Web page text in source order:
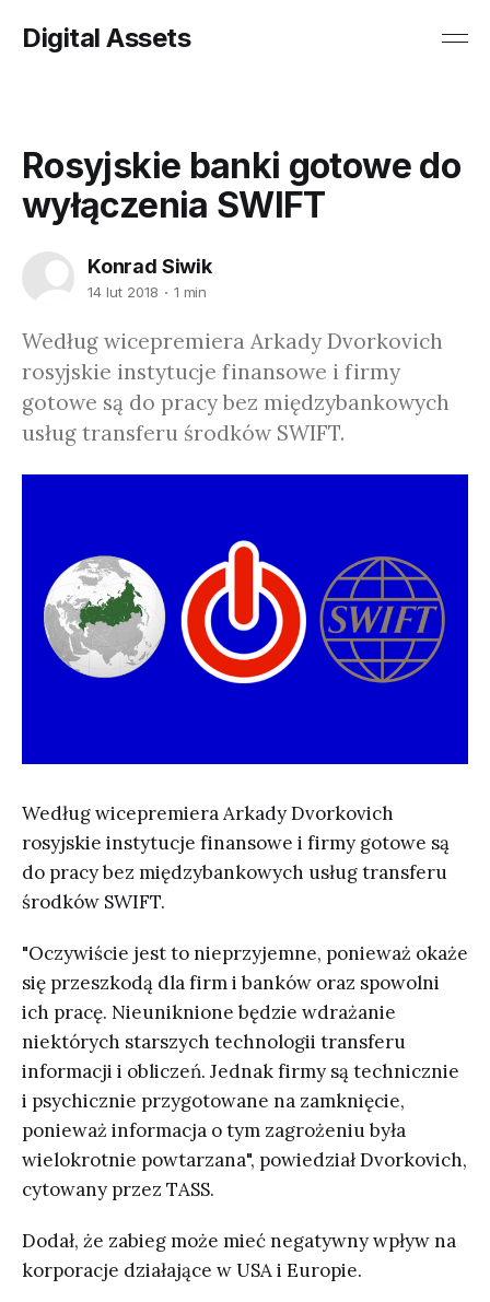
Digital Assets
Rosyjskie banki gotowe do
wyłączenia SWIFT
Konrad Siwik
14 lut 2018 1 min
Według wicepremiera Arkady Dvorkovich
rosyjskie instytucje finansowe i firmy
gotowe są do pracy bez międzybankowych
usług transferu środków SWIFT.
Według wicepremiera Arkady Dvorkovich
rosyjskie instytucje finansowe i firmy gotowe są
do pracy bez międzybankowych usług transferu
środków SWIFT.
"Oczywiście jest to nieprzyjemne, ponieważ okaże
się przeszkodą dla firm i banków oraz spowolni
ich pracę. Nieuniknione będzie wdrażanie
niektórych starszych technologii transferu
informacji i obliczeń. Jednak firmy są technicznie
i psychicznie przygotowane na zamknięcie,
ponieważ informacja o tym zagrożeniu była
wielokrotnie powtarzana", powiedział Dvorkovich,
cytowany przez TASS.
Dodał, że zabieg może mieć negatywny wpływ na
korporacje działające w USA i Europie.